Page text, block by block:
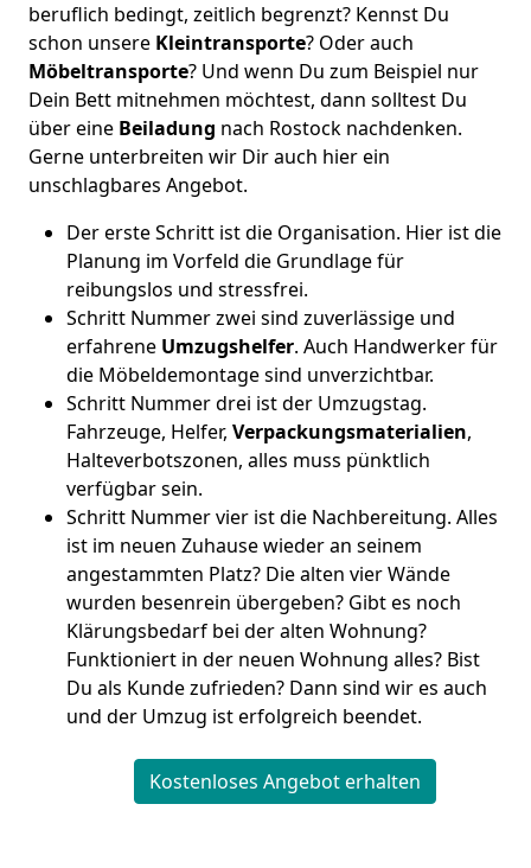
beruflich bedingt, zeitlich begrenzt? Kennst Du
schon unsere Kleintransporte? Oder auch
Möbeltransporte? Und wenn Du zum Beispiel nur
Dein Bett mitnehmen möchtest, dann solltest Du
über eine Beiladung nach Rostock nachdenken.
Gerne unterbreiten wir Dir auch hier ein
unschlagbares Angebot.
Der erste Schritt ist die Organisation. Hier ist die
Planung im Vorfeld die Grundlage für
reibungslos und stressfrei.
Schritt Nummer zwei sind zuverlässige und
erfahrene Umzugshelfer. Auch Handwerker für
die Möbeldemontage sind unverzichtbar.
Schritt Nummer drei ist der Umzugstag.
Fahrzeuge, Helfer, Verpackungsmaterialien,
Halteverbotszonen, alles muss pünktlich
verfügbar sein.
Schritt Nummer vier ist die Nachbereitung. Alles
ist im neuen Zuhause wieder an seinem
angestammten Platz? Die alten vier Wände
wurden besenrein übergeben? Gibt es noch
Klärungsbedarf bei der alten Wohnung?
Funktioniert in der neuen Wohnung alles? Bist
Du als Kunde zufrieden? Dann sind wir es auch
und der Umzug ist erfolgreich beendet.
Kostenloses Angebot erhalten